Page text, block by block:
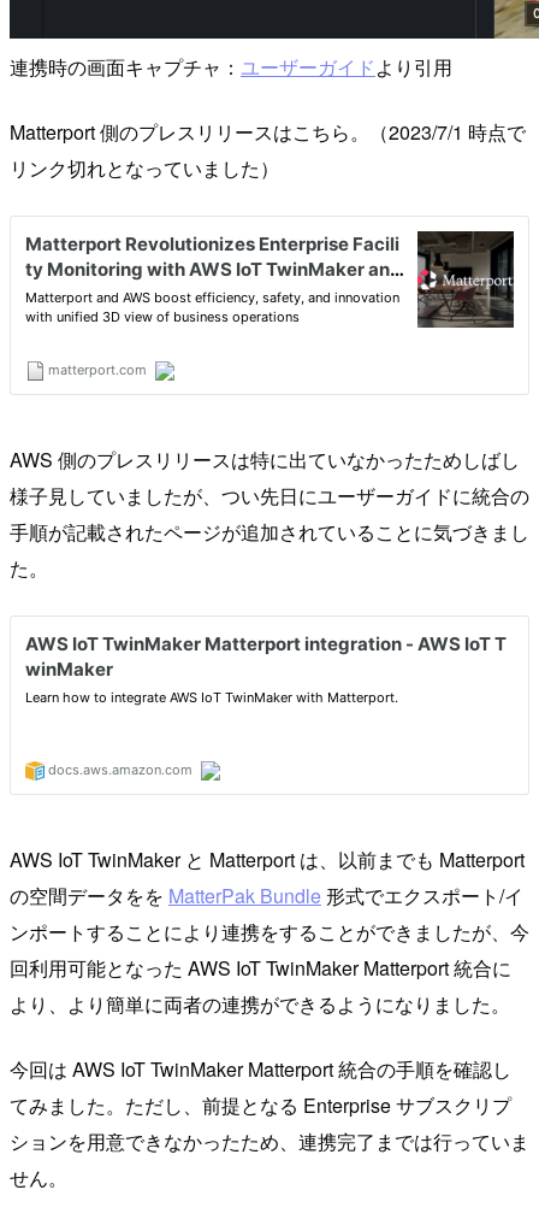
連携時の画面キャプチャ： ユーザーガイドより引用
Matterport 側のプレスリリースはこちら。（2023/7/1 時点で
リンク切れとなっていました）
AWS 側のプレスリリースは特に出ていなかったためしばし
様子見していましたが、つい先日にユーザーガイドに統合の
手順が記載されたページが追加されていることに気づきまし
た。
AWS IoT TwinMaker と Matterport は、以前までも Matterport
の空間データをを MatterPak Bundle形式でエクスポート/イ
ンポートすることにより連携をすることができましたが、今
回利用可能となった AWS IoT TwinMaker Matterport 統合に
より、より簡単に両者の連携ができるようになりました。
今回は AWS IoT TwinMaker Matterport 統合の手順を確認し
てみました。ただし、前提となる Enterprise サブスクリプ
ションを用意できなかったため、連携完了までは行っていま
せん。